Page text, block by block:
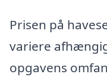
Prisen på
variere
opgavens